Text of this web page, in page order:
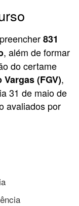
831
, além de formar
do certame
(FGV),
31 de maio de
avaliados por